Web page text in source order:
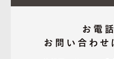
お電
お問い合わせ